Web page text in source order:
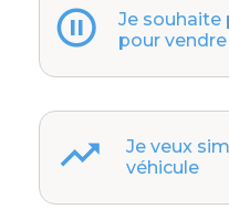
Je
pour vendre
Je veux
véhicule